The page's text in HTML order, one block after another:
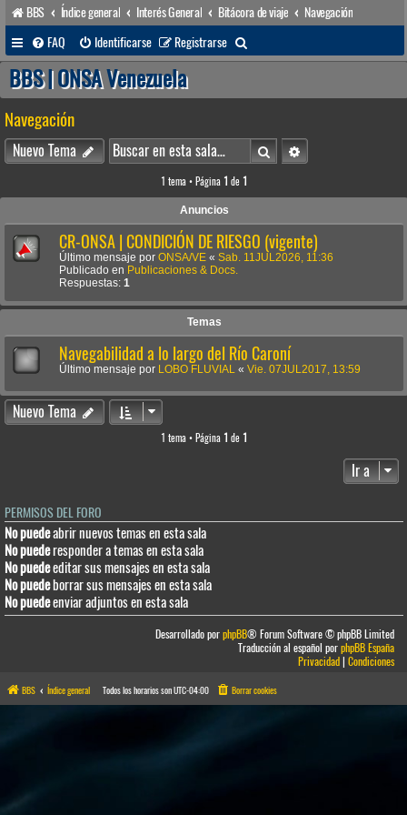
BBS Índice general Interés General Bitácora de viaje
Navegación
FAQ
Identificarse Registrarse
u
a
r
BBS | ONSA Venezuela
Navegación
Nuevo Tema BuscarBúsqueda avanzada
1 tema • Página 1 de 1
Anuncios
CR-ONSA | CONDICIÓN DE RIESGO (vigente)
Último mensaje por ONSA/VE « Sab. 11JUL2026, 11:36
Publicado en Publicaciones & Docs.
Respuestas: 1
Temas
Navegabilidad a lo largo del Río Caroní
Último mensaje por LOBO FLUVIAL « Vie. 07JUL2017, 13:59
Nuevo Tema
1 tema • Página 1 de 1
Ir a
PERMISOS DEL FORO
No puedeabrir nuevos temas en esta sala
No puederesponder a temas en esta sala
No puedeeditar sus mensajes en esta sala
No puedeborrar sus mensajes en esta sala
No puedeenviar adjuntos en esta sala
Desarrollado porphpBB® Forum Software © phpBB Limited
Traducción al español porphpBB España
Privacidad|Condiciones
BBS Índice general Todos los horarios sonUTC-04:00 Borrar cookies